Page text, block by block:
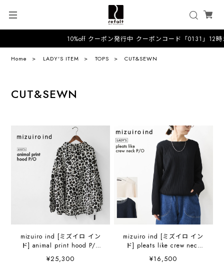
10%off クーポン発行中 クーポンコード「0131」12時
Home LADY'S ITEM TOPS CUT&SEWN
CUT&SEWN
mizuiro ind [ミズイロ イン
ド] animal print hood P/O
トフードパーカー・フー
¥25,300
mizuiro ind [ミズイロ イン
ド] pleats like crew neck
イククルーネックプルオー
¥16,500